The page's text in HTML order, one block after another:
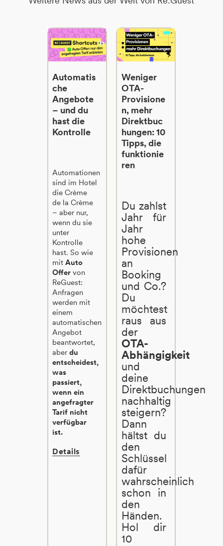
Automatis
che
Angebote
– und du
hast die
Kontrolle
Automationen
sind im Hotel
die Crème
de la Crème
– aber nur,
wenn du sie
unter
Kontrolle
hast. So wie
mitAuto
Offer von
ReGuest:
Anfragen
werden mit
einem
automatischen
Angebot
beantwortet,
aberdu
entscheidest,
was
passiert,
wenn ein
angefragter
Tarif nicht
verfügbar
ist.
Details
Weniger
OTA-
Provisione
n, mehr
Direktbuc
hungen: 10
Tipps, die
funktionie
ren
Du zahlst
Jahr für
Jahr
hohe
Provisionen
an
Booking
und Co.?
Du
möchtest
raus aus
der
OTA-
Abhängigkeit
und
deine
Direktbuchungen
nachhaltig
steigern?
Dann
hältst du
den
Schlüssel
dafür
wahrscheinlich
schon in
den
Händen.
Hol dir
10